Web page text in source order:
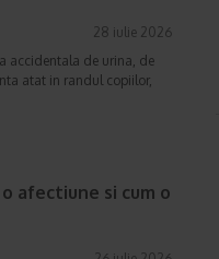
28 iulie 2026
accidentala de urina, de
atat in randul copiilor,
afectiune si cum o